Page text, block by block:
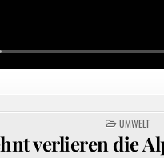
POSTED
IN
UMWELT
verlieren die